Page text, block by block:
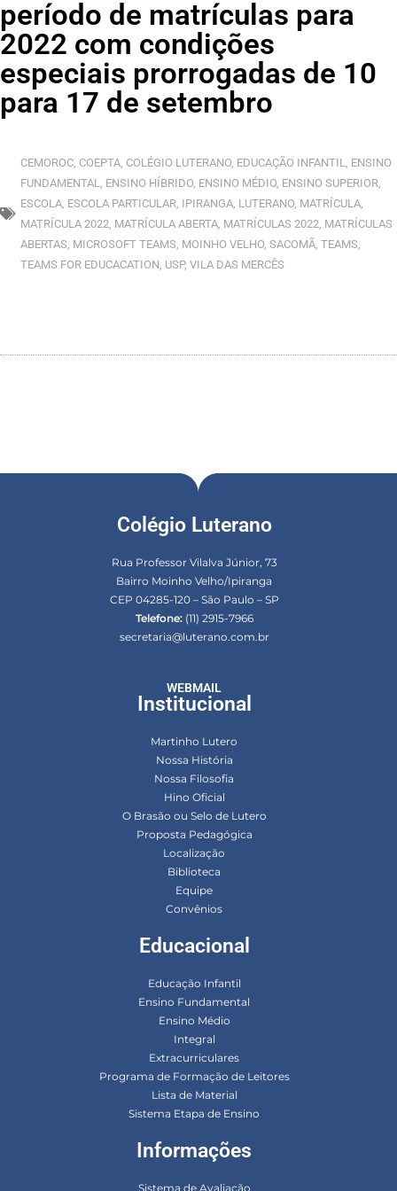
período de matrículas para
2022 com condições
especiais prorrogadas de 10
para 17 de setembro
CEMOROC COEPTA COLÉGIO LUTERANO EDUCAÇÃO INFANTIL
ENSINO
FUNDAMENTAL
ENSINO HÍBRIDO ENSINO MÉDIO ENSINO SUPERIOR
ESCOLA ESCOLA PARTICULAR IPIRANGA LUTERANO MATRÍCULA
MATRÍCULA 2022 MATRÍCULA ABERTA MATRÍCULAS 2022 MATRÍCULAS
ABERTAS MICROSOFT TEAMS MOINHO VELHO SACOMÃ TEAMS
TEAMS FOR EDUCACATION USP, VILA DAS MERCÊS
Colégio Luterano
Rua Professor Vilalva Júnior, 73
Bairro Moinho Velho/Ipiranga
CEP 04285-120 – São Paulo – SP
Telefone:(11) 2915-7966
secretaria@luterano.com.br
WEBMAIL
Institucional
Martinho Lutero
Nossa História
Nossa Filosofia
Hino Oficial
O Brasão ou Selo de Lutero
Proposta Pedagógica
Localização
Biblioteca
Equipe
Convênios
Educacional
Educação Infantil
Ensino Fundamental
Ensino Médio
Integral
Extracurriculares
Programa de Formação de Leitores
Lista de Material
Sistema Etapa de Ensino
Informações
Sistema de Avaliação